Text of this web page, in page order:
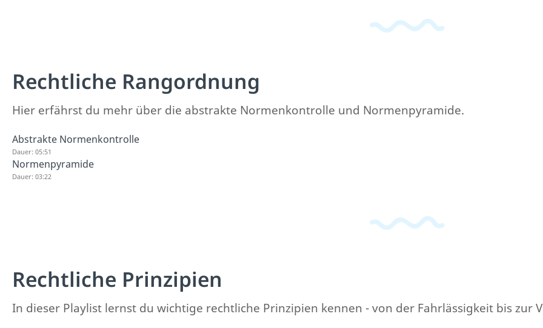
Rechtliche Rangordnung
Hier erfährst du mehr über die abstrakte Normenkontrolle und Normenpyramide.
Abstrakte Normenkontrolle
Dauer: 05:51
Normenpyramide
Dauer: 03:22
Rechtliche Prinzipien
In dieser Playlist lernst du wichtige rechtliche Prinzipien kennen - von der Fahrlässigkeit bis zur